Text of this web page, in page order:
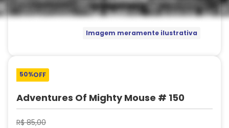
Imagem meramente ilustrativa
50%OFF
Adventures Of Mighty Mouse # 150
R$ 85,00